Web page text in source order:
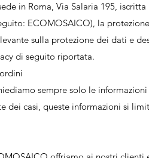
in Roma, Via Salaria 195,
ECOMOSAICO), la
sulla protezione dei dati e
di seguito riportata.
sempre solo le
dei casi, queste informazioni si